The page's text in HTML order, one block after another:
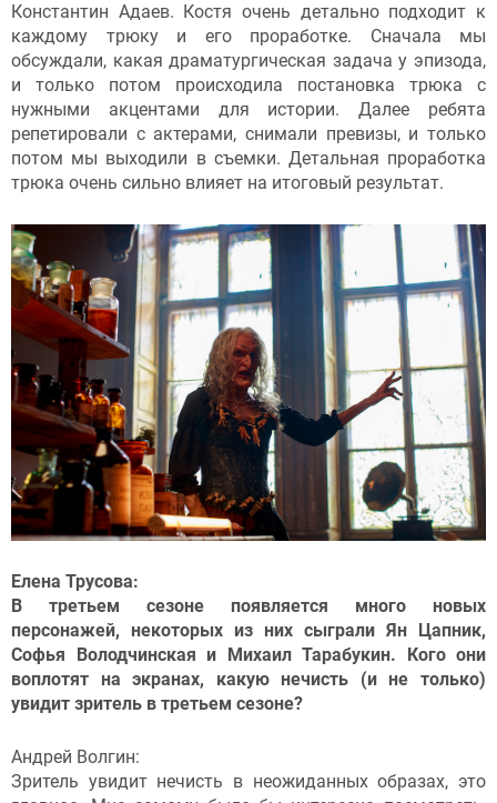
Константин Адаев. Костя очень детально подходит к
каждому трюку и его проработке. Сначала мы
обсуждали, какая драматургическая задача у эпизода,
и только потом происходила постановка трюка с
нужными акцентами для истории. Далее ребята
репетировали с актерами, снимали превизы, и только
потом мы выходили в съемки. Детальная проработка
трюка очень сильно влияет на итоговый результат.
Елена Трусова:
В третьем сезоне появляется много новых
персонажей, некоторых из них сыграли Ян Цапник,
Софья Володчинская и Михаил Тарабукин. Кого они
воплотят на экранах, какую нечисть (и не только)
увидит зритель в третьем сезоне?
Андрей Волгин:
Зритель увидит нечисть в неожиданных образах, это